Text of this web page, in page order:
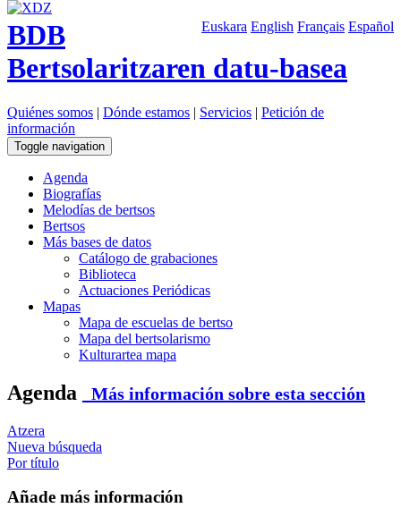
Euskara English Français Español
BDB
Bertsolaritzaren datu-basea
Quiénes somos | Dónde estamos | Servicios | Petición de
información
Toggle navigation
Agenda
Biografías
Melodías de bertsos
Bertsos
Más bases de datos
Catálogo de grabaciones
Biblioteca
Actuaciones Periódicas
Mapas
Mapa de escuelas de bertso
Mapa del bertsolarismo
Kulturartea mapa
Agenda Más información sobre esta sección
Atzera
Nueva búsqueda
Por título
Añade más información